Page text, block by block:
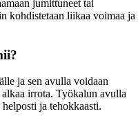
jumittuneet tai
kohdistetaan liikaa voimaa ja
ja sen avulla voidaan
irrota. Työkalun avulla
ja tehokkaasti.